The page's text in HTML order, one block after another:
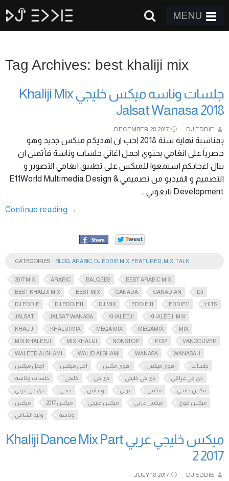
MENU
Tag Archives: best khaliji mix
جلسات وناسه ميكس خليجي Khaliji Mix
Jalsat Wanasa 2018
DECEMBER 28 2017 DJ EDDIE
بمناسبة نهاية سنة 2018 احب ان اهديكم ميكس جديد وهو
حصرياَ على انغامي يحتوي اجمل اغاني جلسات وناسة فأتمنى ان
ينال اعجابكم استمعوا للميكس على تطبيق انغامي التصوير و
التصميم و الفيديو من تصميمي E11World Multimedia Design &
Development تابعوني …
Continue reading →
CATEGORIES BLOG ARABIC DJ EDDIE MIX FEATURED MIX TALK
2017 MIX ARABIC BALQEES
BEST ARABIC MIX
BEST KHALIJI MIX
BEST MIX CANADA CANADIAN
DJ
DJ EDDIE
DJ EDDIE11 DJ MIX EDDIE 11 EDDIE11
HITS
JALSAT
JALSAT WANASA KHALEEJI
KHALEEJI MIX
KHALIJI
KHALIJI MIX MEGA MIX MEGAMIX
MIX
MIX KHALEEJI
MIX KHALIJI NONSTOP POP
VANCOUVER
WALEED ALSHAMI
WALID ALSHAMI WANASA
WANASAH
اجمل ميكس
احلى ميكس اقوى مكس اقوى ميكس
جلسات
جلسات وناسه
خليجي دي جي دي جي خليجي
دي جي عراقي
دي جي عربي
ديجي رشاش عربي مكس
مكس خليجي
ميكس
ميكس 2017 ميكس خليجي ميكس عربي
ميكس قوي
وليد الشامي
وناسه
ميكس خليجي عربي Khaliji Dance Mix Part
2 2017
JULY 18 2017 DJ EDDIE